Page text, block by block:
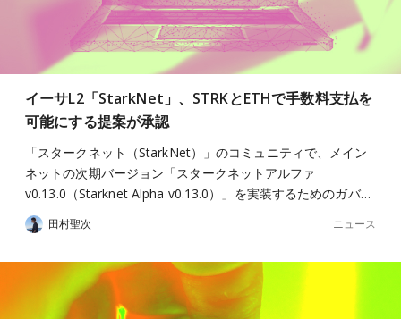
イーサL2「StarkNet」、STRKとETHで手数料支払を
可能にする提案が承認
「スタークネット（StarkNet）」のコミュニティで、メイン
ネットの次期バージョン「スタークネットアルファ
v0.13.0（Starknet Alpha v0.13.0）」を実装するためのガバ…
田村聖次 ニュース